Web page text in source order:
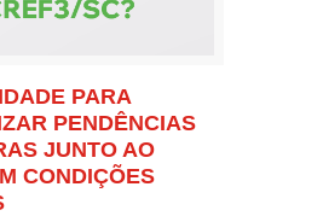
PARA
PENDÊNCIAS
JUNTO AO
CONDIÇÕES